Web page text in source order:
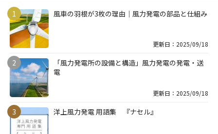
風車の羽根が3枚の理由｜風力発電の部品と仕組み
更新日：2025/09/18
「風力発電所の設備と構造」風力発電の発電・送
電
更新日：2025/09/18
洋上風力発電 用語集 『ナセル』